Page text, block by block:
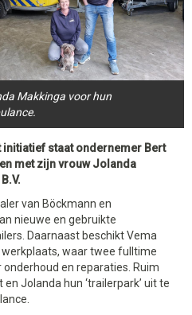
Makkinga voor hun
staat ondernemer Bert
met zijn vrouw Jolanda
van Böckmann en
nieuwe en gebruikte
Daarnaast beschikt Vema
werkplaats, waar twee fulltime
en reparaties. Ruim
Jolanda hun ‘trailerpark’ uit te